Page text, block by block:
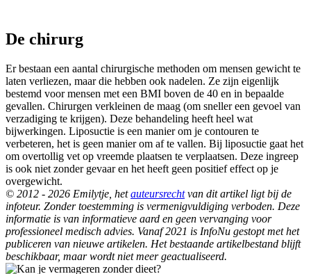
De chirurg
Er bestaan een aantal chirurgische methoden om mensen gewicht te
laten verliezen, maar die hebben ook nadelen. Ze zijn eigenlijk
bestemd voor mensen met een BMI boven de 40 en in bepaalde
gevallen. Chirurgen verkleinen de maag (om sneller een gevoel van
verzadiging te krijgen). Deze behandeling heeft heel wat
bijwerkingen. Liposuctie is een manier om je contouren te
verbeteren, het is geen manier om af te vallen. Bij liposuctie gaat het
om overtollig vet op vreemde plaatsen te verplaatsen. Deze ingreep
is ook niet zonder gevaar en het heeft geen positief effect op je
overgewicht.
© 2012 - 2026 Emilytje, hetauteursrechtvan dit artikel ligt bij de
infoteur. Zonder toestemming is vermenigvuldiging verboden. Deze
informatie is van informatieve aard en geen vervanging voor
professioneel medisch advies. Vanaf 2021 is InfoNu gestopt met het
publiceren van nieuwe artikelen. Het bestaande artikelbestand blijft
beschikbaar, maar wordt niet meer geactualiseerd.